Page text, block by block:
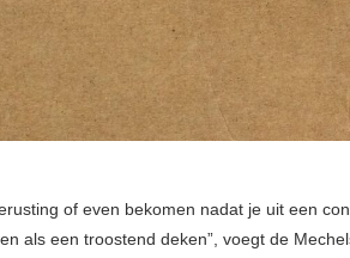
of even bekomen nadat je uit een
als een troostend deken”, voegt de